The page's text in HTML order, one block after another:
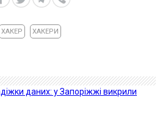
ХАКЕР ХАКЕРИ
даних: у Запоріжжі викрили